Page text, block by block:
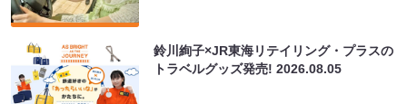
鈴川絢子×JR東海リテイリング・プラスの
トラベルグッズ発売!2026.08.05